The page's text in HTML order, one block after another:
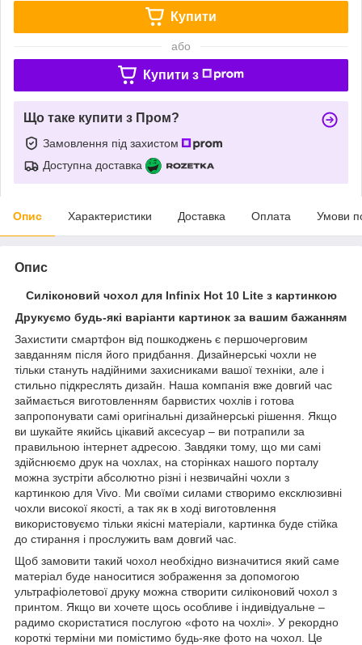
Купити
або
Купити з
Що таке купити з Пром?
Замовлення під захистом
Доступна доставка
Опис Характеристики Доставка Оплата Умови
Опис
Силіконовий чохол для Infinix Hot 10 Lite з картинкою
Друкуємо будь-які варіанти картинок за вашим бажанням
Захистити смартфон від пошкоджень є першочерговим
завданням після його придбання. Дизайнерські чохли не
тільки стануть надійними захисниками вашої техніки, але і
стильно підкреслять дизайн. Наша компанія вже довгий час
займається виготовленням барвистих чохлів і готова
запропонувати самі оригінальні дизайнерські рішення. Якщо
ви шукайте якийсь цікавий аксесуар – ви потрапили за
правильною інтернет адресою. Завдяки тому, що ми самі
здійснюємо друк на чохлах, на сторінках нашого порталу
можна зустріти абсолютно різні і незвичайні чохли з
картинкою для Vivo. Ми своїми силами створимо ексклюзивні
чохли високої якості, а так як в ході виготовлення
використовуємо тільки якісні матеріали, картинка буде стійка
до стирання і прослужить вам довгий час.
Щоб замовити такий чохол необхідно визначитися який саме
матеріал буде наноситися зображення за допомогою
ультрафіолетової друку можна створити силіконовий чохол з
принтом. Якщо ви хочете щось особливе і індивідуальне –
радимо скористатися послугою «фото на чохлі». У рекордно
короткі терміни ми помістимо будь-яке фото на чохол. Це